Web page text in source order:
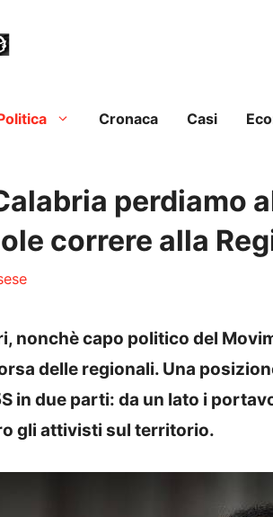
Cronaca Casi
perdiamo
correre alla
nonchè capo politico del
delle regionali. Una
in due parti: da un lato i
gli attivisti sul territorio.